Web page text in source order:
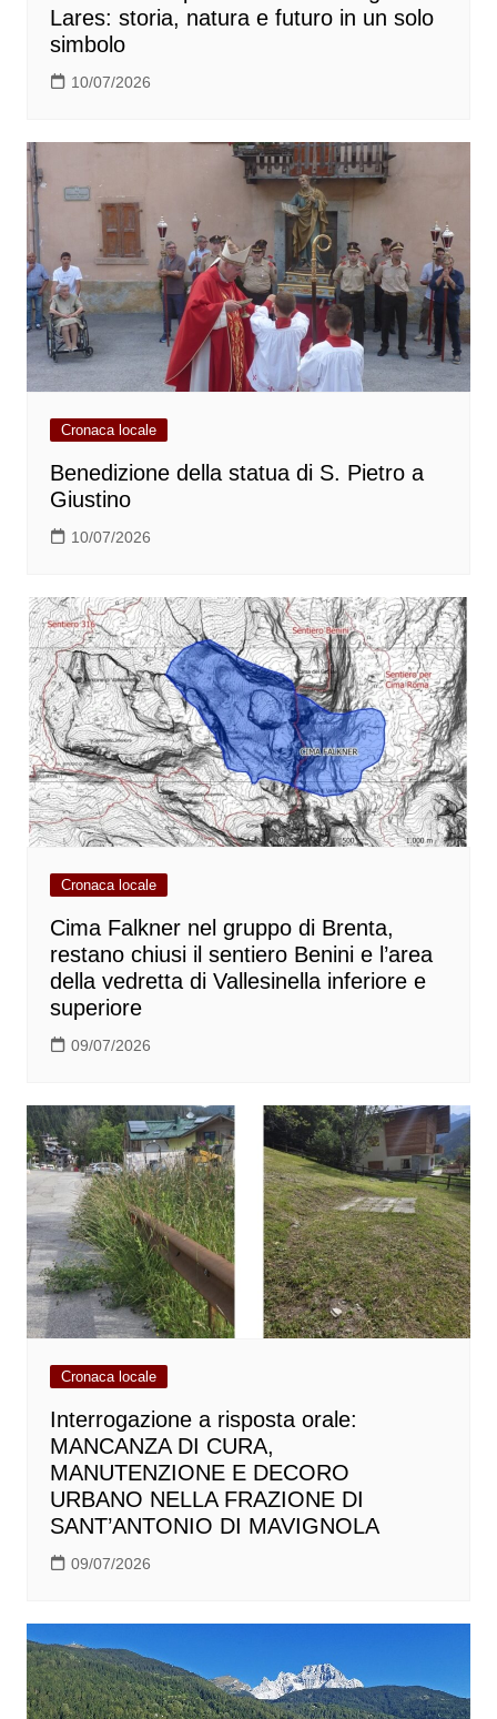
Lares: storia, natura e futuro in un solo
simbolo
10/07/2026
Cronaca locale
Benedizione della statua di S. Pietro a
Giustino
10/07/2026
Cronaca locale
Cima Falkner nel gruppo di Brenta,
restano chiusi il sentiero Benini e l’area
della vedretta di Vallesinella inferiore e
superiore
09/07/2026
Cronaca locale
Interrogazione a risposta orale:
MANCANZA DI CURA,
MANUTENZIONE E DECORO
URBANO NELLA FRAZIONE DI
SANT’ANTONIO DI MAVIGNOLA
09/07/2026